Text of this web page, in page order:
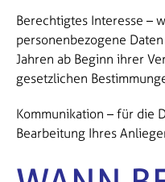
Berechtigtes Interesse –
personenbezogene
Jahren ab Beginn ihrer
gesetzlichen
Kommunikation – für die
Bearbeitung Ihres